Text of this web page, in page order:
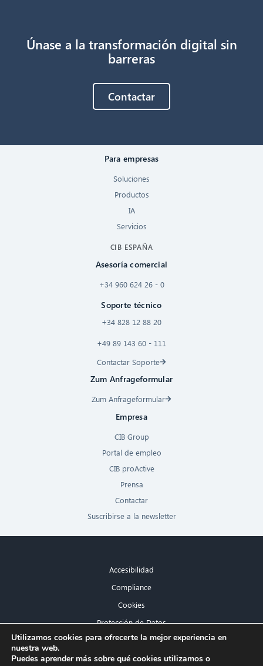
Únase a la transformación digital sin
barreras
Contactar
Para empresas
Soluciones
Productos
IA
Servicios
CIB ESPAÑA
Asesoría comercial
+34 960 624 26 - 0
Soporte técnico
+34 828 12 88 20
+49 89 143 60 - 111
Contactar Soporte
Zum Anfrageformular
Zum Anfrageformular
Empresa
CIB Group
Portal de empleo
CIB proActive
Prensa
Contactar
Suscribirse a la newsletter
Accesibilidad
Compliance
Cookies
Protección de Datos
Aviso legal
Utilizamos cookies para ofrecerte la mejor experiencia en
nuestra web.
Puedes aprender más sobre qué cookies utilizamos o